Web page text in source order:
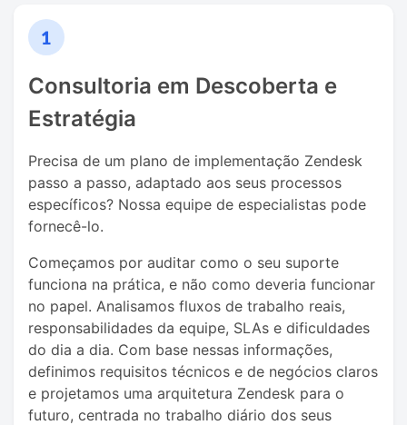
Consultoria em Descoberta e
Estratégia
Precisa de um plano de implementação Zendesk
passo a passo, adaptado aos seus processos
específicos? Nossa equipe de especialistas pode
fornecê-lo.
Começamos por auditar como o seu suporte
funciona na prática, e não como deveria funcionar
no papel. Analisamos fluxos de trabalho reais,
responsabilidades da equipe, SLAs e dificuldades
do dia a dia. Com base nessas informações,
definimos requisitos técnicos e de negócios claros
e projetamos uma arquitetura Zendesk para o
futuro, centrada no trabalho diário dos seus